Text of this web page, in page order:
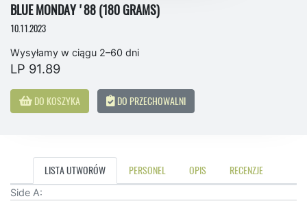
BLUE MONDAY '88 (180 GRAMS)
10.11.2023
Wysyłamy w ciągu 2–60 dni
LP 91.89
DO KOSZYKA DO PRZECHOWALNI
LISTA UTWORÓW PERSONEL OPIS RECENZJE
Side A: